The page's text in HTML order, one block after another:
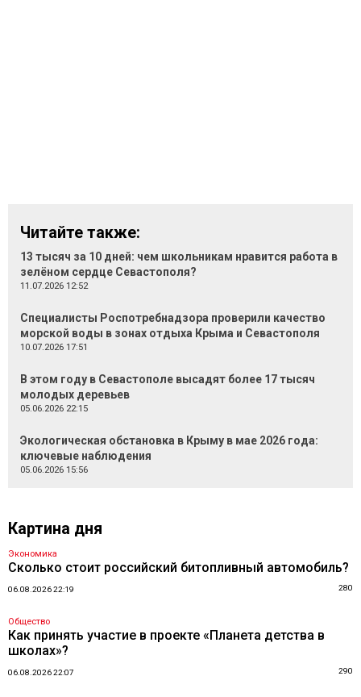
Читайте также:
13 тысяч за 10 дней: чем школьникам нравится работа в
зелёном сердце Севастополя?
11.07.2026 12:52
Специалисты Роспотребнадзора проверили качество
морской воды в зонах отдыха Крыма и Севастополя
10.07.2026 17:51
В этом году в Севастополе высадят более 17 тысяч
молодых деревьев
05.06.2026 22:15
Экологическая обстановка в Крыму в мае 2026 года:
ключевые наблюдения
05.06.2026 15:56
Картина дня
Экономика
Сколько стоит российский битопливный автомобиль?
06.08.2026 22:19 280
Общество
Как принять участие в проекте «Планета детства в
школах»?
06.08.2026 22:07 290